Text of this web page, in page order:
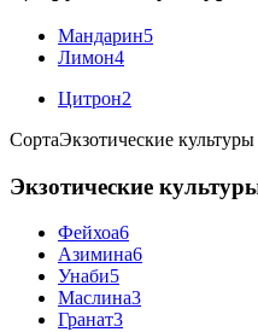
Мандарин5
Лимон4
Цитрон2
СортаЭкзотические культуры
Экзотические
Фейхоа6
Азимина6
Унаби5
Маслина3
Гранат3